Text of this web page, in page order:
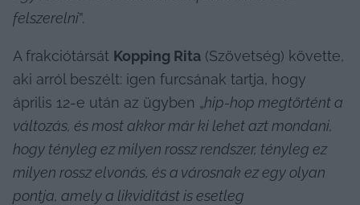
felszerelni”.
A frakciótársát Kopping Rita (Szövetség) követte,
aki arról beszélt: igen furcsának tartja, hogy
április 12-e után az ügyben „hip-hop megtörtént a
változás, és most akkor már ki lehet azt mondani,
hogy tényleg ez milyen rossz rendszer, tényleg ez
milyen rossz elvonás, és a városnak ez egy olyan
pontja, amely a likviditást is esetleg